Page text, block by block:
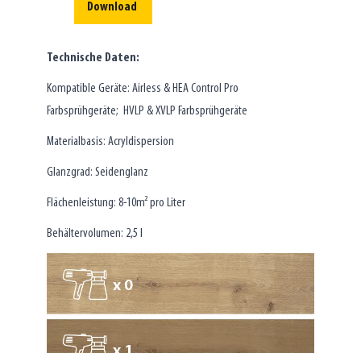
Download
Technische Daten:
Kompatible Geräte: Airless & HEA Control Pro
Farbsprühgeräte; HVLP & XVLP Farbsprühgeräte
Materialbasis: Acryldispersion
Glanzgrad: Seidenglanz
Flächenleistung: 8-10m² pro Liter
Behältervolumen: 2,5 l